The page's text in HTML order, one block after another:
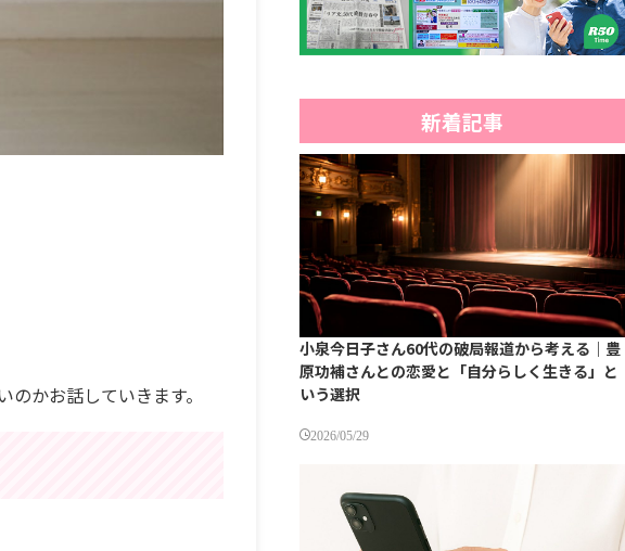
かお話していきます。
新着記事
小泉今日子さん60代の破局報道から考える｜豊
原功補さんとの恋愛と「自分らしく生きる」と
いう選択
2026/05/29